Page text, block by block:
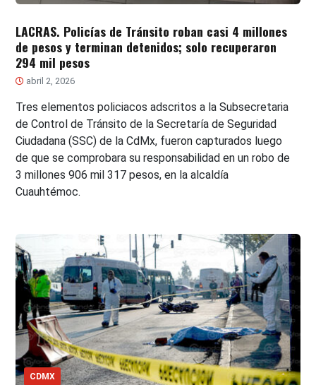
LACRAS. Policías de Tránsito roban casi 4 millones
de pesos y terminan detenidos; solo recuperaron
294 mil pesos
abril 2, 2026
Tres elementos policiacos adscritos a la Subsecretaria
de Control de Tránsito de la Secretaría de Seguridad
Ciudadana (SSC) de la CdMx, fueron capturados luego
de que se comprobara su responsabilidad en un robo de
3 millones 906 mil 317 pesos, en la alcaldía
Cuauhtémoc.
CDMX